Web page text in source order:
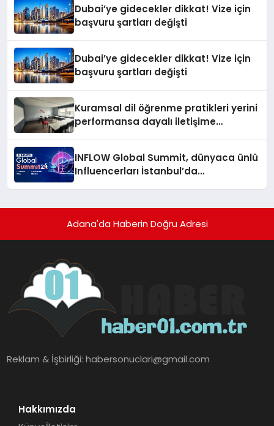
Dubai’ye gidecekler dikkat! Vize için
başvuru şartları değişti
Dubai’ye gidecekler dikkat! Vize için
başvuru şartları değişti
Kuramsal dil öğrenme pratikleri yerini
performansa dayalı iletişime
INFLOW Global Summit, dünyaca ünlü
Influencerları İstanbul’da
Adana'da Haberin Doğru Adresi
Reklam & İşbirliği:habersonuclari@gmail.com
Hakkımızda